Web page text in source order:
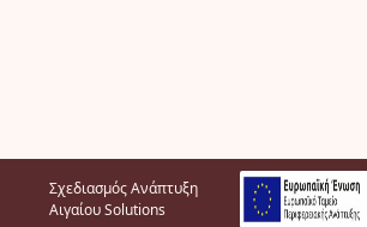
Σχεδιασμός Ανάπτυξη
Αιγαίου Solutions